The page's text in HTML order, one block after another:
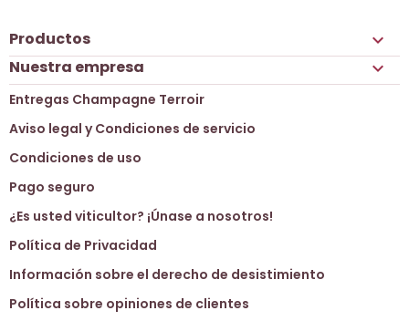
Productos 
Nuestra empresa 
Entregas Champagne Terroir
Aviso legal y Condiciones de servicio
Condiciones de uso
Pago seguro
¿Es usted viticultor? ¡Únase a nosotros!
Política de Privacidad
Información sobre el derecho de desistimiento
Política sobre opiniones de clientes